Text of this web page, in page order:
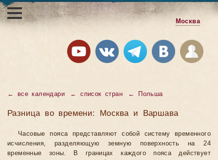
Москва
← все календари ←список стран ← Польша
Разница во времени: Москва и Варшава
Часовые пояса представляют собой систему временного
исчисления, разделяющую земную поверхность на 24
временные зоны. В границах каждого пояса действует